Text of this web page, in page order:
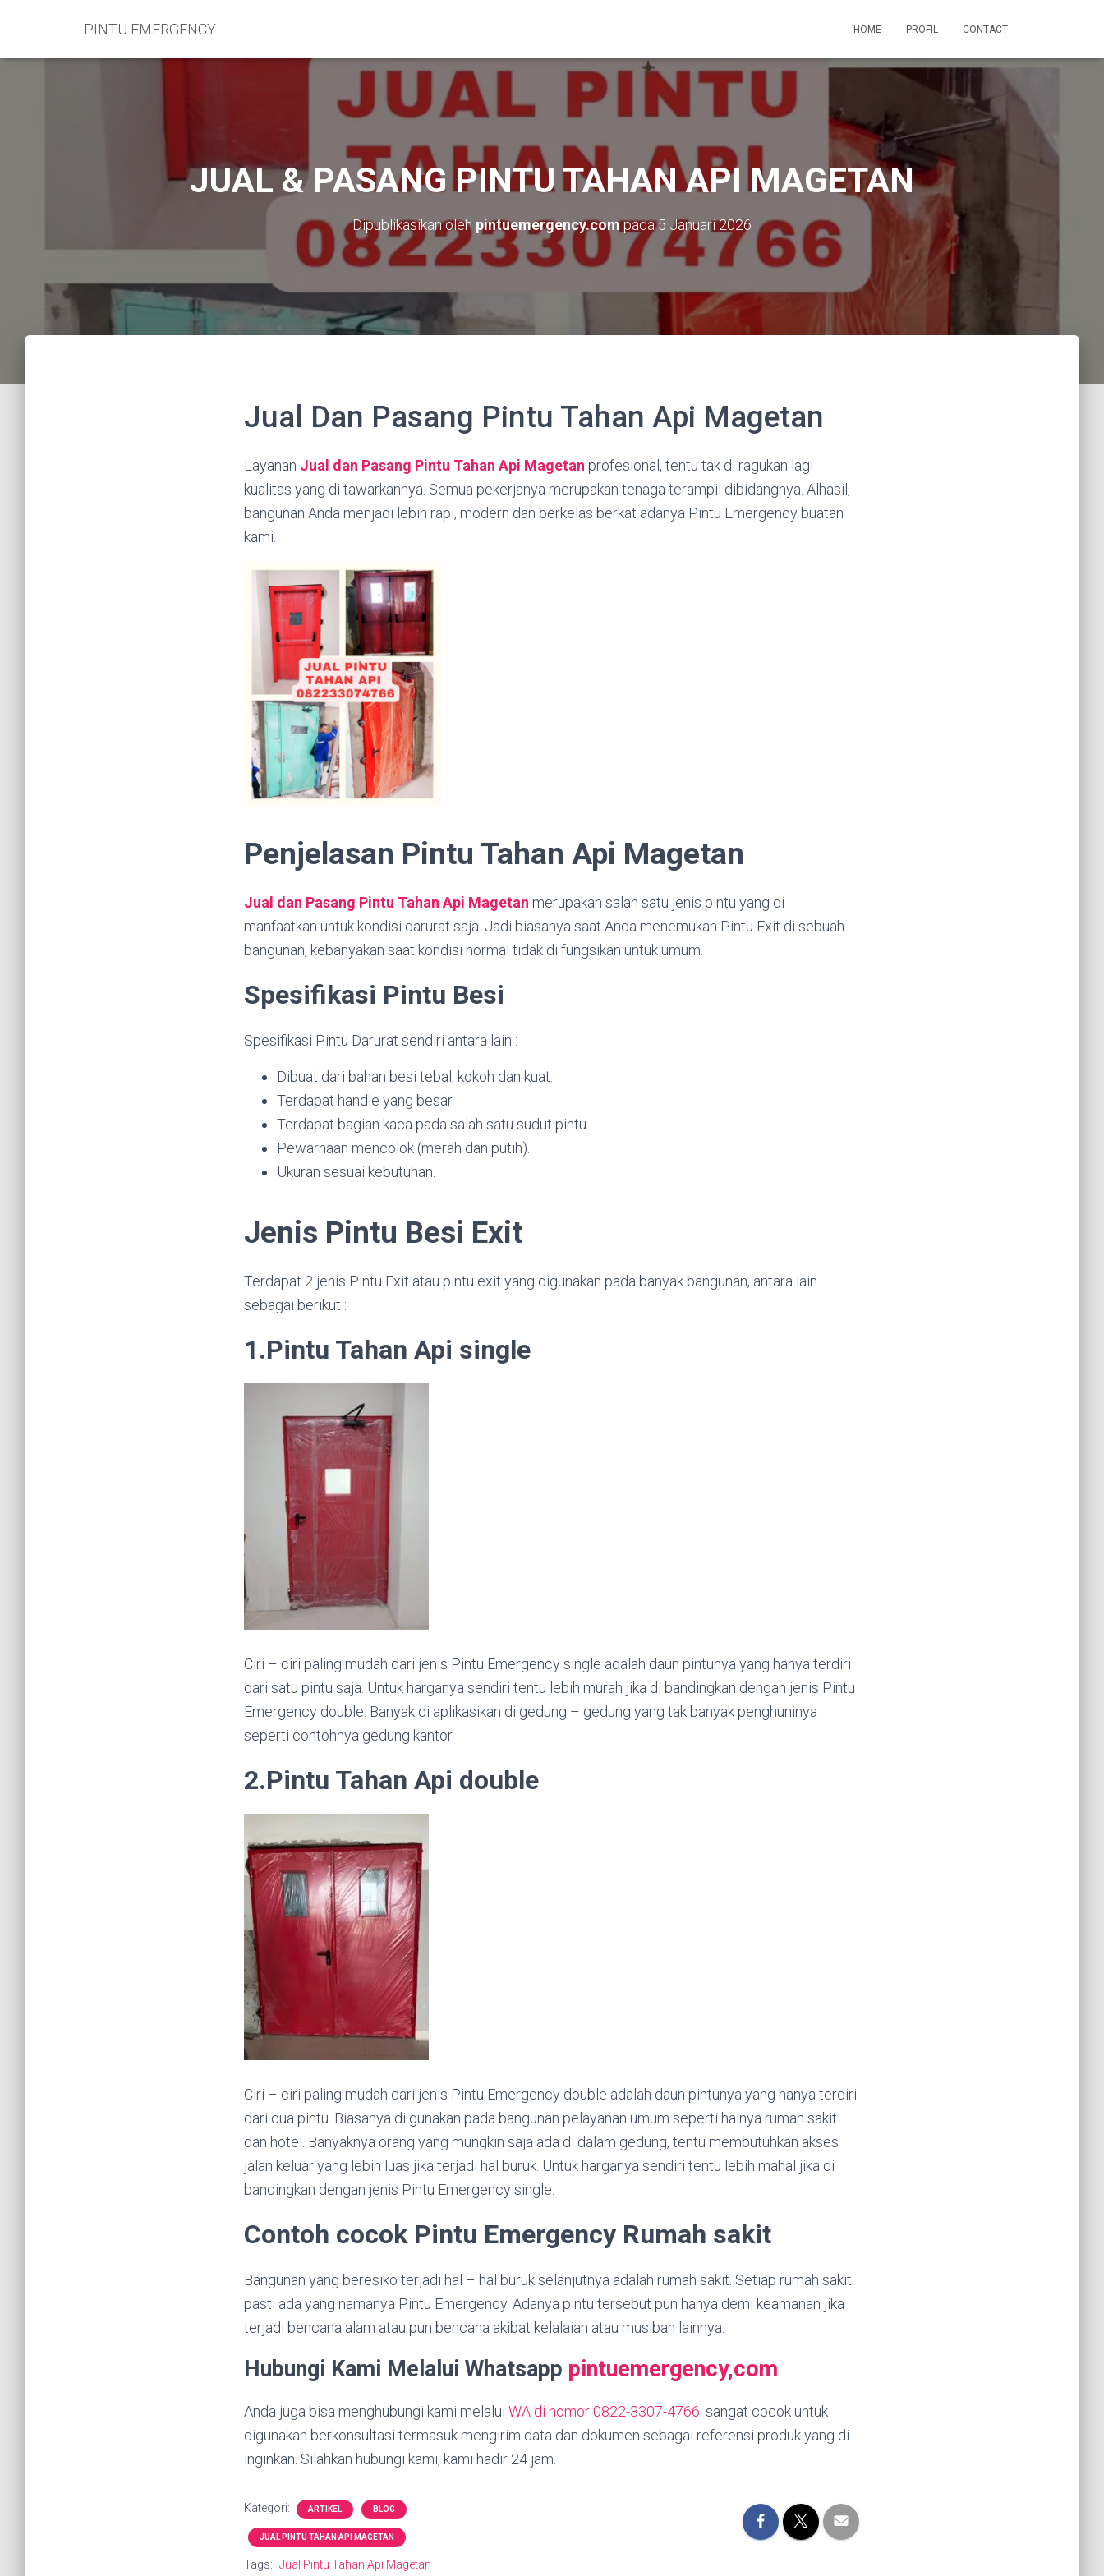
PINTU EMERGENCY HOME PROFIL CONTACT
JUAL & PASANG PINTU TAHAN API MAGETAN
Dipublikasikan oleh pintuemergency.compada5 Januari 2026
Jual Dan Pasang Pintu Tahan Api Magetan
Layanan Jual dan Pasang Pintu Tahan Api Magetan profesional, tentu tak di ragukan lagi
kualitas yang di tawarkannya. Semua pekerjanya merupakan tenaga terampil dibidangnya. Alhasil,
bangunan Anda menjadi lebih rapi, modern dan berkelas berkat adanya Pintu Emergency buatan
kami.
Penjelasan Pintu Tahan Api Magetan
Jual dan Pasang Pintu Tahan Api Magetan merupakan salah satu jenis pintu yang di
manfaatkan untuk kondisi darurat saja. Jadi biasanya saat Anda menemukan Pintu Exit di sebuah
bangunan, kebanyakan saat kondisi normal tidak di fungsikan untuk umum.
Spesifikasi Pintu Besi
Spesifikasi Pintu Darurat sendiri antara lain :
Dibuat dari bahan besi tebal, kokoh dan kuat.
Terdapat handle yang besar.
Terdapat bagian kaca pada salah satu sudut pintu.
Pewarnaan mencolok (merah dan putih).
Ukuran sesuai kebutuhan.
Jenis Pintu Besi Exit
Terdapat 2 jenis Pintu Exit atau pintu exit yang digunakan pada banyak bangunan, antara lain
sebagai berikut :
1.Pintu Tahan Api single
Ciri – ciri paling mudah dari jenis Pintu Emergency single adalah daun pintunya yang hanya terdiri
dari satu pintu saja. Untuk harganya sendiri tentu lebih murah jika di bandingkan dengan jenis Pintu
Emergency double. Banyak di aplikasikan di gedung – gedung yang tak banyak penghuninya
seperti contohnya gedung kantor.
2.Pintu Tahan Api double
Ciri – ciri paling mudah dari jenis Pintu Emergency double adalah daun pintunya yang hanya terdiri
dari dua pintu. Biasanya di gunakan pada bangunan pelayanan umum seperti halnya rumah sakit
dan hotel. Banyaknya orang yang mungkin saja ada di dalam gedung, tentu membutuhkan akses
jalan keluar yang lebih luas jika terjadi hal buruk. Untuk harganya sendiri tentu lebih mahal jika di
bandingkan dengan jenis Pintu Emergency single.
Contoh cocok Pintu Emergency Rumah sakit
Bangunan yang beresiko terjadi hal – hal buruk selanjutnya adalah rumah sakit. Setiap rumah sakit
pasti ada yang namanya Pintu Emergency. Adanya pintu tersebut pun hanya demi keamanan jika
terjadi bencana alam atau pun bencana akibat kelalaian atau musibah lainnya.
Hubungi Kami Melalui Whatsapp pintuemergency,com
Anda juga bisa menghubungi kami melalui WA di nomor 0822-3307-4766 . sangat cocok untuk
digunakan berkonsultasi termasuk mengirim data dan dokumen sebagai referensi produk yang di
inginkan. Silahkan hubungi kami, kami hadir 24 jam.
Kategori: ARTIKEL BLOG
JUAL PINTU TAHAN API MAGETAN
Tags: Jual Pintu Tahan Api Magetan